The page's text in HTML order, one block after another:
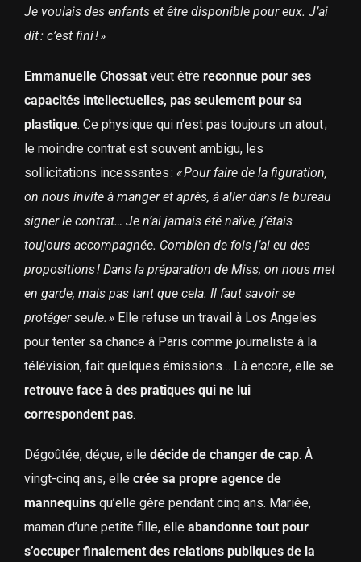
Je voulais des enfants et être disponible pour eux. J’ai
dit : c’est fini ! »
Emmanuelle Chossatveut être reconnue pour ses
capacités intellectuelles, pas seulement pour sa
plastique. Ce physique qui n’est pas toujours un atout ;
le moindre contrat est souvent ambigu, les
sollicitations incessantes : « Pour faire de la figuration,
on nous invite à manger et après, à aller dans le bureau
signer le contrat… Je n’ai jamais été naïve, j’étais
toujours accompagnée. Combien de fois j’ai eu des
propositions ! Dans la préparation de Miss, on nous met
en garde, mais pas tant que cela. Il faut savoir se
protéger seule. »Elle refuse un travail à Los Angeles
pour tenter sa chance à Paris comme journaliste à la
télévision, fait quelques émissions… Là encore, elle se
retrouve face à des pratiques qui ne lui
correspondent pas.
Dégoûtée, déçue, elle décide de changer de cap. À
vingt-cinq ans, elle crée sa propre agence de
mannequinsqu’elle gère pendant cinq ans. Mariée,
maman d’une petite fille, elle abandonne tout pour
s’occuper finalement des relations publiques de la